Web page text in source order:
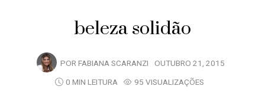
beleza solidão
POR FABIANA SCARANZI OUTUBRO 21, 2015
0 MIN LEITURA
95 VISUALIZAÇÕES